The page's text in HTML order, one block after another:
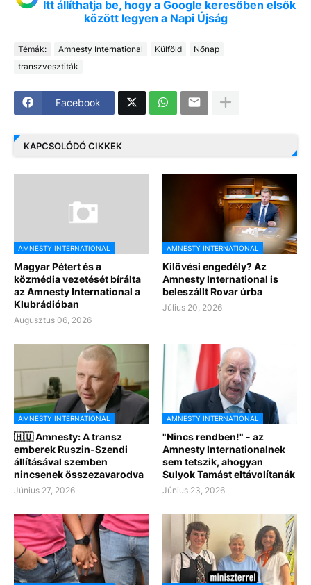
Itt állíthatja be, hogy a Google keresőben elsők
között legyen a Napi Újság
Témák: Amnesty International Külföld
Nőnap
transzvesztiták
Facebook
KAPCSOLÓDÓ CIKKEK
AMNESTY INTERNATIONAL
Magyar Pétert és a
közmédia vezetését bírálta
az Amnesty International a
Klubrádióban
Augusztus 06, 2026
AMNESTY INTERNATIONAL
Kilövési engedély? Az
Amnesty International is
beleszállt Rovar úrba
Július 20, 2026
AMNESTY INTERNATIONAL
🇭🇺 Amnesty: A transz
emberek Ruszin-Szendi
állításával szemben
nincsenek összezavarodva
Június 27, 2026
AMNESTY INTERNATIONAL
"Nincs rendben!" - az
Amnesty Internationalnek
sem tetszik, ahogyan
Sulyok Tamást eltávolítanák
Június 23, 2026